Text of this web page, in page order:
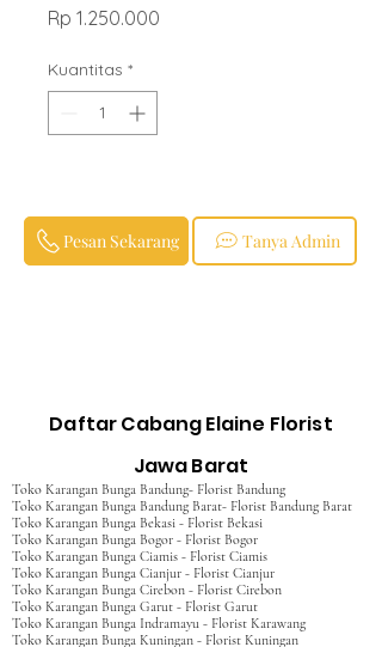
Rp 1.250.000
Kuantitas *
Tanya Admin
Pesan Sekarang
Daftar Cabang Elaine Florist
Jawa Barat
Toko Karangan Bunga Bandung- Florist Bandung
Toko Karangan Bunga Bandung Barat- Florist Bandung Barat
Toko Karangan Bunga Bekasi - Florist Bekasi
Toko Karangan Bunga Bogor - Florist Bogor
Toko Karangan Bunga Ciamis - Florist Ciamis
Toko Karangan Bunga Cianjur - Florist Cianjur
Toko Karangan Bunga Cirebon - Florist Cirebon
Toko Karangan Bunga Garut - Florist Garut
Toko Karangan Bunga Indramayu - Florist Karawang
Toko Karangan Bunga Kuningan - Florist Kuningan